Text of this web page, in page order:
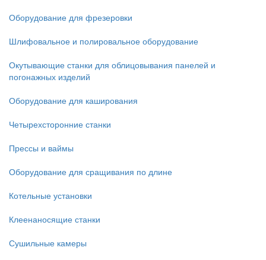
Оборудование для фрезеровки
Шлифовальное и полировальное оборудование
Окутывающие станки для облицовывания панелей и
погонажных изделий
Оборудование для каширования
Четырехсторонние станки
Прессы и ваймы
Оборудование для сращивания по длине
Котельные установки
Клеенаносящие станки
Сушильные камеры